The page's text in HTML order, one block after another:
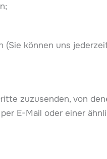
können uns
zuzusenden, von
E-Mail oder einer